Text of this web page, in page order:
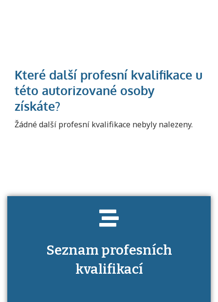
Žádné další profesní kvalifikace nebyly nalezeny.
Seznam profesních
kvalifikací
Projděte si seznam profesních kvalifikací.